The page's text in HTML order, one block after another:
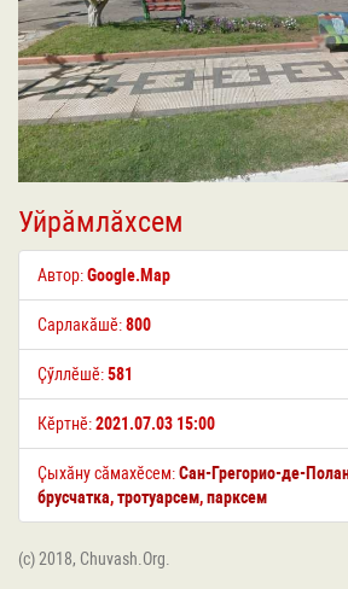
Уйрӑмлӑхсем
Автор:Google.Map
Сарлакӑшӗ:800
Ҫӳллӗшӗ:581
Кӗртнӗ:2021.07.03 15:00
Ҫыхӑну сӑмахӗсем:Cан-Грегорио-де-
брусчатка,тротуарсем,парксем
(c) 2018, Chuvash.Org.